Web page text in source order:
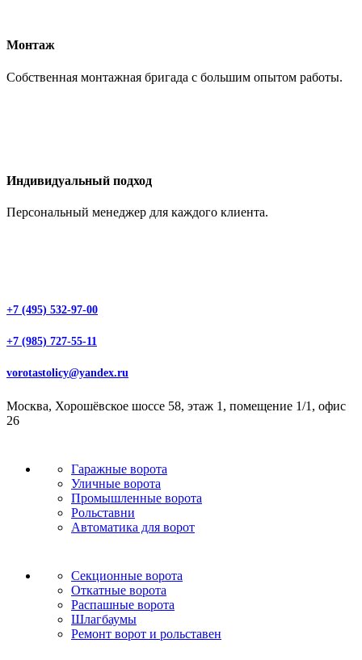
Монтаж
Собственная монтажная бригада с большим опытом работы.
Индивидуальный подход
Персональный менеджер для каждого клиента.
+7 (495) 532-97-00
+7 (985) 727-55-11
vorotastolicy@yandex.ru
Москва, Хорошёвское шоссе 58, этаж 1, помещение 1/1, офис
26
Гаражные ворота
Уличные ворота
Промышленные ворота
Рольставни
Автоматика для ворот
Секционные ворота
Откатные ворота
Распашные ворота
Шлагбаумы
Ремонт ворот и рольставен